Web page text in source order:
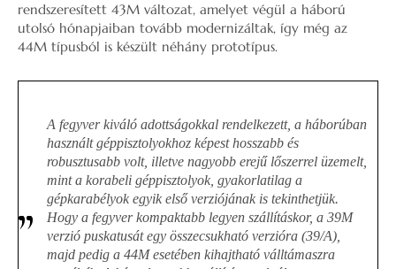
rendszeresített 43M változat, amelyet végül a háború
utolsó hónapjaiban tovább modernizáltak, így még az
44M típusból is készült néhány prototípus.
A fegyver kiváló adottságokkal rendelkezett, a háborúban
használt géppisztolyokhoz képest hosszabb és
robusztusabb volt, illetve nagyobb erejű lőszerrel üzemelt,
mint a korabeli géppisztolyok, gyakorlatilag a
gépkarabélyok egyik első verziójának is tekinthetjük.
Hogy a fegyver kompaktabb legyen szállításkor, a 39M
verzió puskatusát egy összecsukható verzióra (39/A),
majd pedig a 44M esetében kihajtható válltámaszra